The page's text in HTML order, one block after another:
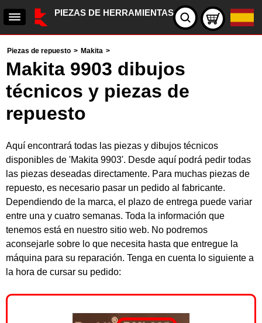
PIEZAS DE HERRAMIENTAS
Piezas de repuesto > Makita >
Makita 9903 dibujos
técnicos y piezas de
repuesto
Aquí encontrará todas las piezas y dibujos técnicos
disponibles de 'Makita 9903'. Desde aquí podrá pedir todas
las piezas deseadas directamente. Para muchas piezas de
repuesto, es necesario pasar un pedido al fabricante.
Dependiendo de la marca, el plazo de entrega puede variar
entre una y cuatro semanas. Toda la información que
tenemos está en nuestro sitio web. No podremos
aconsejarle sobre lo que necesita hasta que entregue la
máquina para su reparación. Tenga en cuenta lo siguiente a
la hora de cursar su pedido: